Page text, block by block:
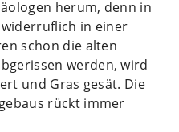
herum, denn in
in einer
schon die alten
werden, wird
und Gras gesät. Die
rückt immer